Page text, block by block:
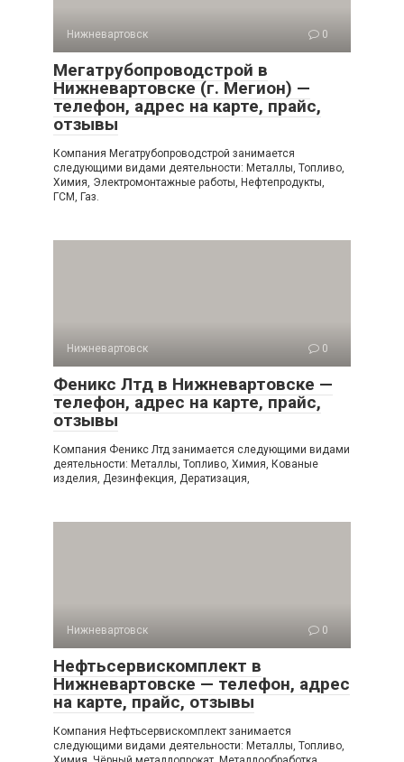
Нижневартовск 0
Мегатрубопроводстрой в
Нижневартовске (г. Мегион) —
телефон, адрес на карте, прайс,
отзывы
Компания Мегатрубопроводстрой занимается
следующими видами деятельности: Металлы, Топливо,
Химия, Электромонтажные работы, Нефтепродукты,
ГСМ, Газ.
Нижневартовск 0
Феникс Лтд в Нижневартовске —
телефон, адрес на карте, прайс,
отзывы
Компания Феникс Лтд занимается следующими видами
деятельности: Металлы, Топливо, Химия, Кованые
изделия, Дезинфекция, Дератизация,
Нижневартовск 0
Нефтьсервискомплект в
Нижневартовске — телефон, адрес
на карте, прайс, отзывы
Компания Нефтьсервискомплект занимается
следующими видами деятельности: Металлы, Топливо,